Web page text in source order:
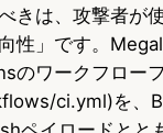
きは、攻撃者が
性」です。
のワークフロー
ci.yml)を、